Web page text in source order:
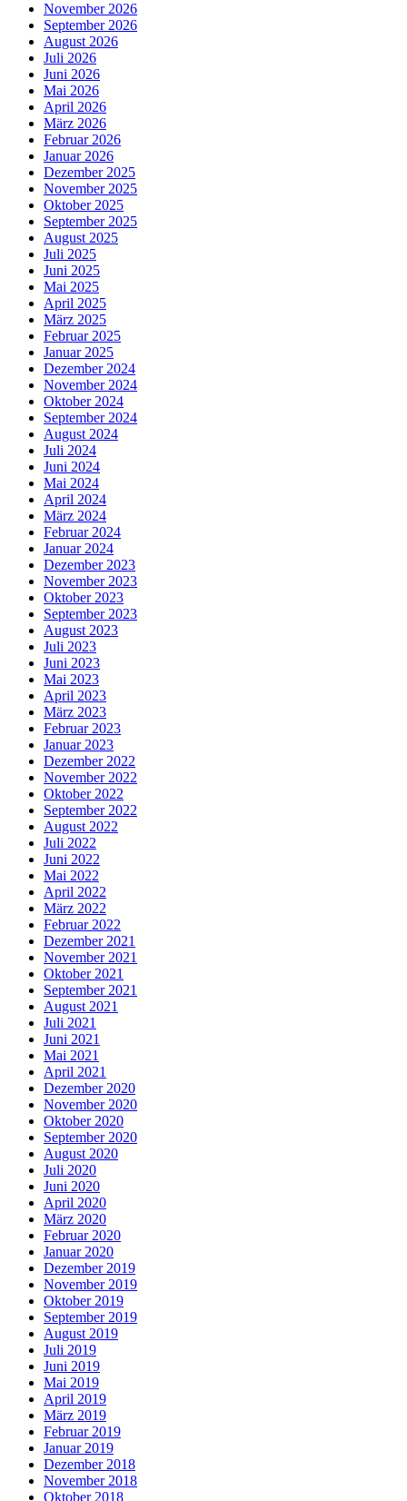
November 2026
September 2026
August 2026
Juli 2026
Juni 2026
Mai 2026
April 2026
März 2026
Februar 2026
Januar 2026
Dezember 2025
November 2025
Oktober 2025
September 2025
August 2025
Juli 2025
Juni 2025
Mai 2025
April 2025
März 2025
Februar 2025
Januar 2025
Dezember 2024
November 2024
Oktober 2024
September 2024
August 2024
Juli 2024
Juni 2024
Mai 2024
April 2024
März 2024
Februar 2024
Januar 2024
Dezember 2023
November 2023
Oktober 2023
September 2023
August 2023
Juli 2023
Juni 2023
Mai 2023
April 2023
März 2023
Februar 2023
Januar 2023
Dezember 2022
November 2022
Oktober 2022
September 2022
August 2022
Juli 2022
Juni 2022
Mai 2022
April 2022
März 2022
Februar 2022
Dezember 2021
November 2021
Oktober 2021
September 2021
August 2021
Juli 2021
Juni 2021
Mai 2021
April 2021
Dezember 2020
November 2020
Oktober 2020
September 2020
August 2020
Juli 2020
Juni 2020
April 2020
März 2020
Februar 2020
Januar 2020
Dezember 2019
November 2019
Oktober 2019
September 2019
August 2019
Juli 2019
Juni 2019
Mai 2019
April 2019
März 2019
Februar 2019
Januar 2019
Dezember 2018
November 2018
Oktober 2018